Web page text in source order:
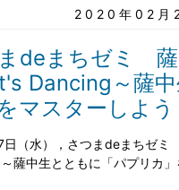
2020年02月
deまちゼミ
Dancing～薩
マスターしよ
（水），さつまdeまちゼ
薩中生とともに「パプリカ